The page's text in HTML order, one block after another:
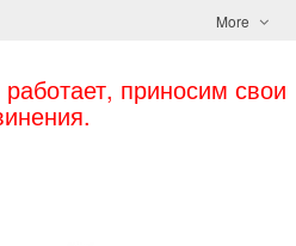
More
приносим свои